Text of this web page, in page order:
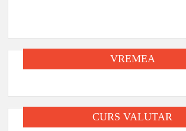
VREMEA
CURS VALUTAR